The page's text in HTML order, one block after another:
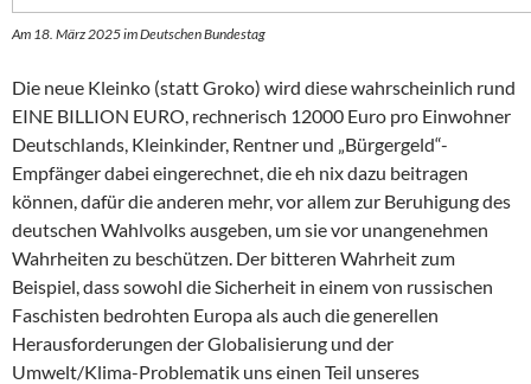
Am 18. März 2025 im Deutschen Bundestag
Die neue Kleinko (statt Groko) wird diese wahrscheinlich rund
EINE BILLION EURO, rechnerisch 12000 Euro pro Einwohner
Deutschlands, Kleinkinder, Rentner und „Bürgergeld“-
Empfänger dabei eingerechnet, die eh nix dazu beitragen
können, dafür die anderen mehr, vor allem zur Beruhigung des
deutschen Wahlvolks ausgeben, um sie vor unangenehmen
Wahrheiten zu beschützen. Der bitteren Wahrheit zum
Beispiel, dass sowohl die Sicherheit in einem von russischen
Faschisten bedrohten Europa als auch die generellen
Herausforderungen der Globalisierung und der
Umwelt/Klima-Problematik uns einen Teil unseres